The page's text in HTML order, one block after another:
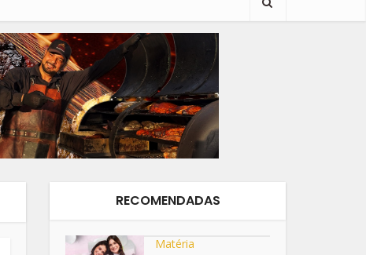
RECOMENDADAS
Matéria